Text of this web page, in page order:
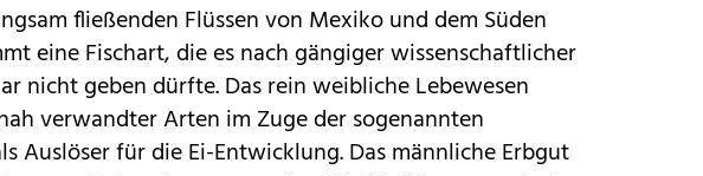
fließenden Flüssen von Mexiko und dem Süden
eine Fischart, die es nach gängiger wissenschaftlicher
nicht geben dürfte. Das rein weibliche Lebewesen
verwandter Arten im Zuge der sogenannten
Auslöser für die Ei-Entwicklung. Das männliche Erbgut